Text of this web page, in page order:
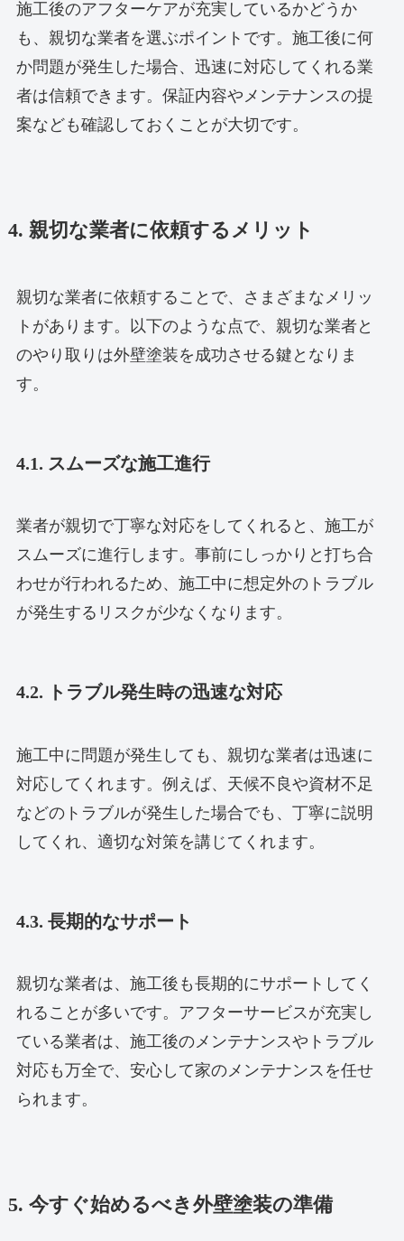
施工後のアフターケアが充実しているかどうか
も、親切な業者を選ぶポイントです。施工後に何
か問題が発生した場合、迅速に対応してくれる業
者は信頼できます。保証内容やメンテナンスの提
案なども確認しておくことが大切です。
4. 親切な業者に依頼するメリット
親切な業者に依頼することで、さまざまなメリッ
トがあります。以下のような点で、親切な業者と
のやり取りは外壁塗装を成功させる鍵となりま
す。
4.1. スムーズな施工進行
業者が親切で丁寧な対応をしてくれると、施工が
スムーズに進行します。事前にしっかりと打ち合
わせが行われるため、施工中に想定外のトラブル
が発生するリスクが少なくなります。
4.2. トラブル発生時の迅速な対応
施工中に問題が発生しても、親切な業者は迅速に
対応してくれます。例えば、天候不良や資材不足
などのトラブルが発生した場合でも、丁寧に説明
してくれ、適切な対策を講じてくれます。
4.3. 長期的なサポート
親切な業者は、施工後も長期的にサポートしてく
れることが多いです。アフターサービスが充実し
ている業者は、施工後のメンテナンスやトラブル
対応も万全で、安心して家のメンテナンスを任せ
られます。
5. 今すぐ始めるべき外壁塗装の準備